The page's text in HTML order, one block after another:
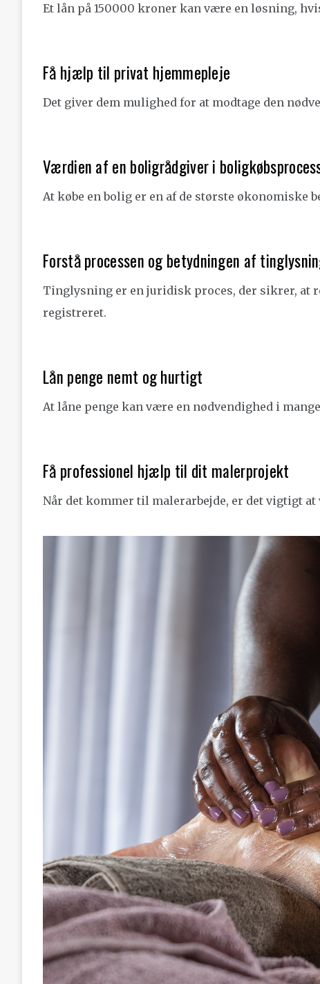
Et lån på 150000 kroner kan være en løsning,
Få hjælp til privat hjemmepleje
Det giver dem mulighed for at modtage den
Værdien af en boligrådgiver i
At købe en bolig er en af de største økonomiske
Forstå processen og betydningen af
Tinglysning er en juridisk proces, der sikrer, at
registreret.
Lån penge nemt og hurtigt
At låne penge kan være en nødvendighed i
Få professionel hjælp til dit malerprojekt
Når det kommer til malerarbejde, er det vigtigt